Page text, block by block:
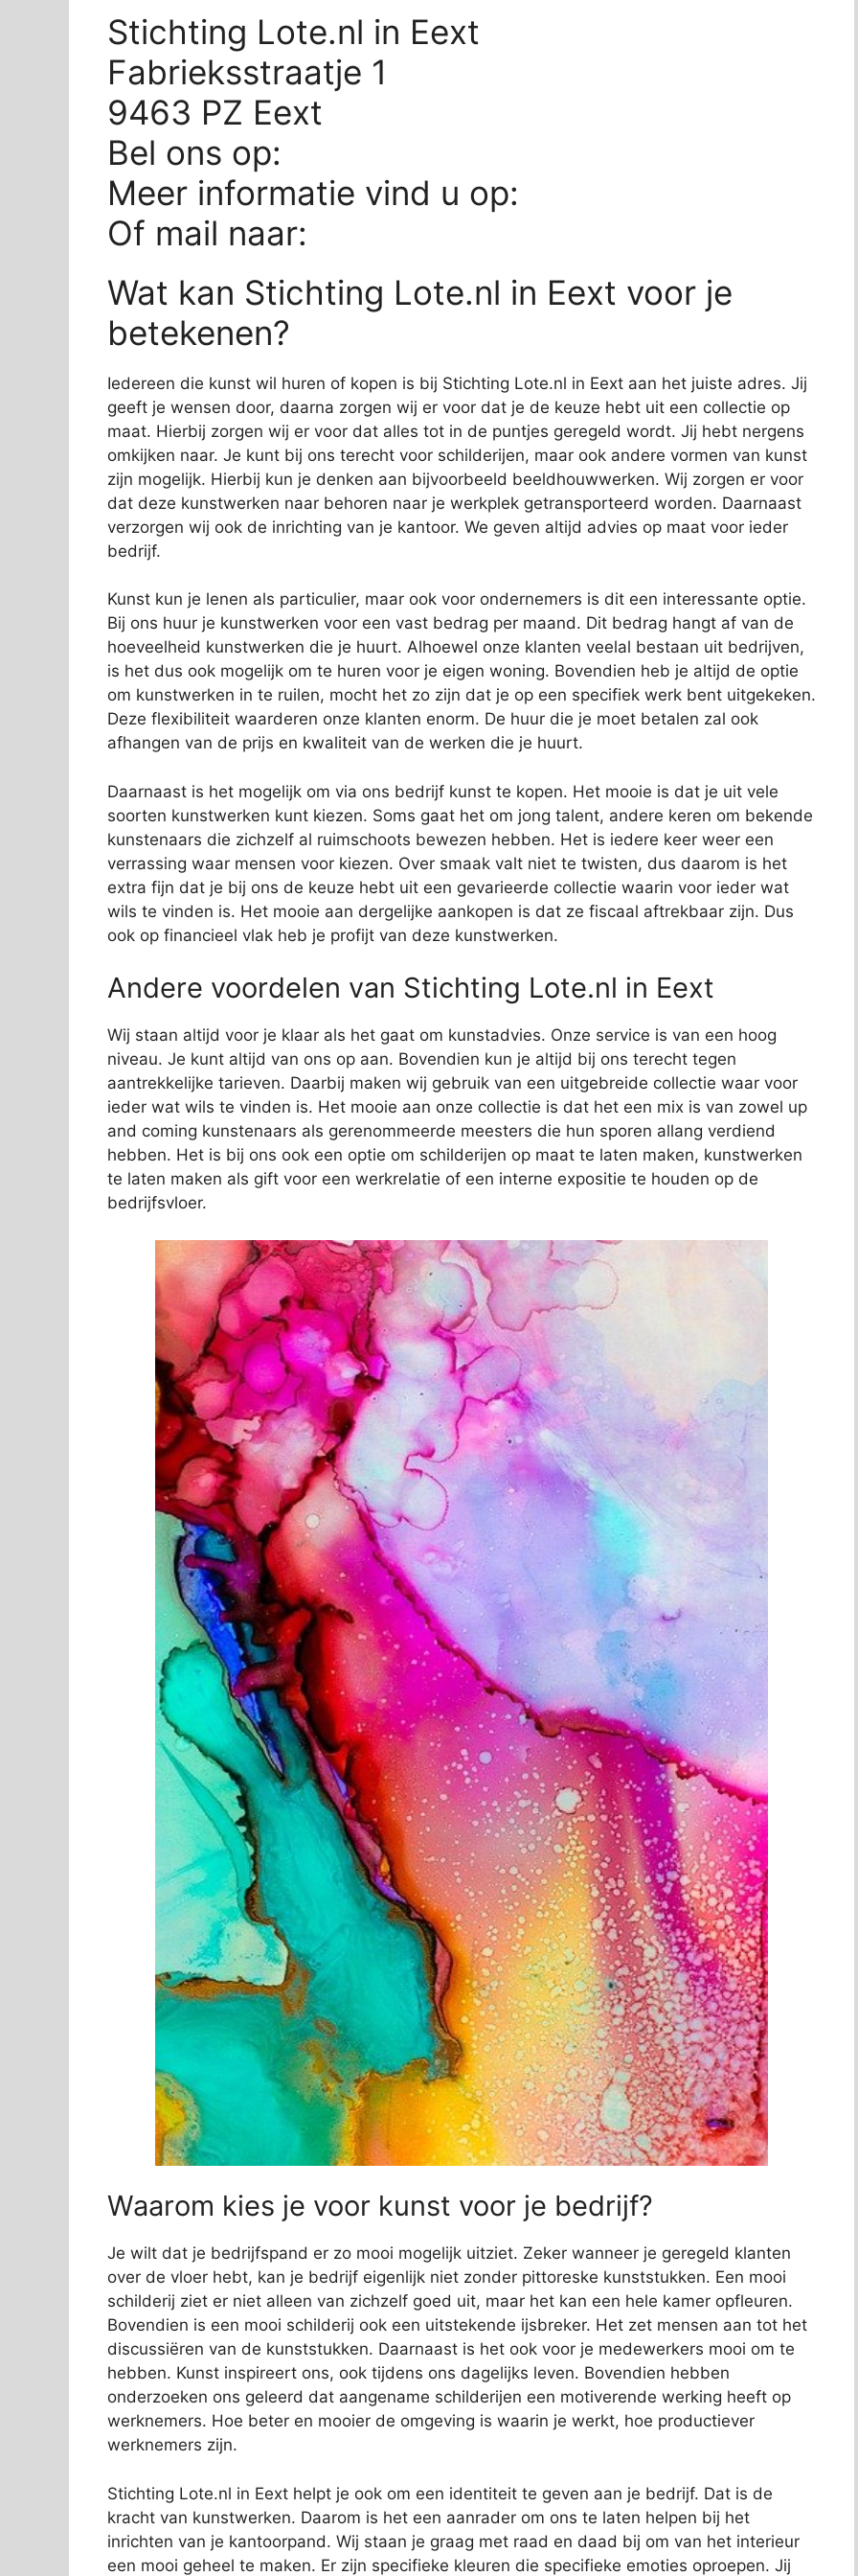
Stichting Lote.nl in Eext
Fabrieksstraatje 1
9463 PZ Eext
Bel ons op:
Meer informatie vind u op:
Of mail naar:
Wat kan Stichting Lote.nl in Eext voor je
betekenen?
Iedereen die kunst wil huren of kopen is bij Stichting Lote.nl in Eext aan het juiste adres. Jij
geeft je wensen door, daarna zorgen wij er voor dat je de keuze hebt uit een collectie op
maat. Hierbij zorgen wij er voor dat alles tot in de puntjes geregeld wordt. Jij hebt nergens
omkijken naar. Je kunt bij ons terecht voor schilderijen, maar ook andere vormen van kunst
zijn mogelijk. Hierbij kun je denken aan bijvoorbeeld beeldhouwwerken. Wij zorgen er voor
dat deze kunstwerken naar behoren naar je werkplek getransporteerd worden. Daarnaast
verzorgen wij ook de inrichting van je kantoor. We geven altijd advies op maat voor ieder
bedrijf.
Kunst kun je lenen als particulier, maar ook voor ondernemers is dit een interessante optie.
Bij ons huur je kunstwerken voor een vast bedrag per maand. Dit bedrag hangt af van de
hoeveelheid kunstwerken die je huurt. Alhoewel onze klanten veelal bestaan uit bedrijven,
is het dus ook mogelijk om te huren voor je eigen woning. Bovendien heb je altijd de optie
om kunstwerken in te ruilen, mocht het zo zijn dat je op een specifiek werk bent uitgekeken.
Deze flexibiliteit waarderen onze klanten enorm. De huur die je moet betalen zal ook
afhangen van de prijs en kwaliteit van de werken die je huurt.
Daarnaast is het mogelijk om via ons bedrijf kunst te kopen. Het mooie is dat je uit vele
soorten kunstwerken kunt kiezen. Soms gaat het om jong talent, andere keren om bekende
kunstenaars die zichzelf al ruimschoots bewezen hebben. Het is iedere keer weer een
verrassing waar mensen voor kiezen. Over smaak valt niet te twisten, dus daarom is het
extra fijn dat je bij ons de keuze hebt uit een gevarieerde collectie waarin voor ieder wat
wils te vinden is. Het mooie aan dergelijke aankopen is dat ze fiscaal aftrekbaar zijn. Dus
ook op financieel vlak heb je profijt van deze kunstwerken.
Andere voordelen van Stichting Lote.nl in Eext
Wij staan altijd voor je klaar als het gaat om kunstadvies. Onze service is van een hoog
niveau. Je kunt altijd van ons op aan. Bovendien kun je altijd bij ons terecht tegen
aantrekkelijke tarieven. Daarbij maken wij gebruik van een uitgebreide collectie waar voor
ieder wat wils te vinden is. Het mooie aan onze collectie is dat het een mix is van zowel up
and coming kunstenaars als gerenommeerde meesters die hun sporen allang verdiend
hebben. Het is bij ons ook een optie om schilderijen op maat te laten maken, kunstwerken
te laten maken als gift voor een werkrelatie of een interne expositie te houden op de
bedrijfsvloer.
Waarom kies je voor kunst voor je bedrijf?
Je wilt dat je bedrijfspand er zo mooi mogelijk uitziet. Zeker wanneer je geregeld klanten
over de vloer hebt, kan je bedrijf eigenlijk niet zonder pittoreske kunststukken. Een mooi
schilderij ziet er niet alleen van zichzelf goed uit, maar het kan een hele kamer opfleuren.
Bovendien is een mooi schilderij ook een uitstekende ijsbreker. Het zet mensen aan tot het
discussiëren van de kunststukken. Daarnaast is het ook voor je medewerkers mooi om te
hebben. Kunst inspireert ons, ook tijdens ons dagelijks leven. Bovendien hebben
onderzoeken ons geleerd dat aangename schilderijen een motiverende werking heeft op
werknemers. Hoe beter en mooier de omgeving is waarin je werkt, hoe productiever
werknemers zijn.
Stichting Lote.nl in Eext helpt je ook om een identiteit te geven aan je bedrijf. Dat is de
kracht van kunstwerken. Daarom is het een aanrader om ons te laten helpen bij het
inrichten van je kantoorpand. Wij staan je graag met raad en daad bij om van het interieur
een mooi geheel te maken. Er zijn specifieke kleuren die specifieke emoties oproepen. Jij